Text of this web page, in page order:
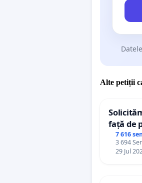
Alte petiții
față de
7 616
3 694
29 Jul